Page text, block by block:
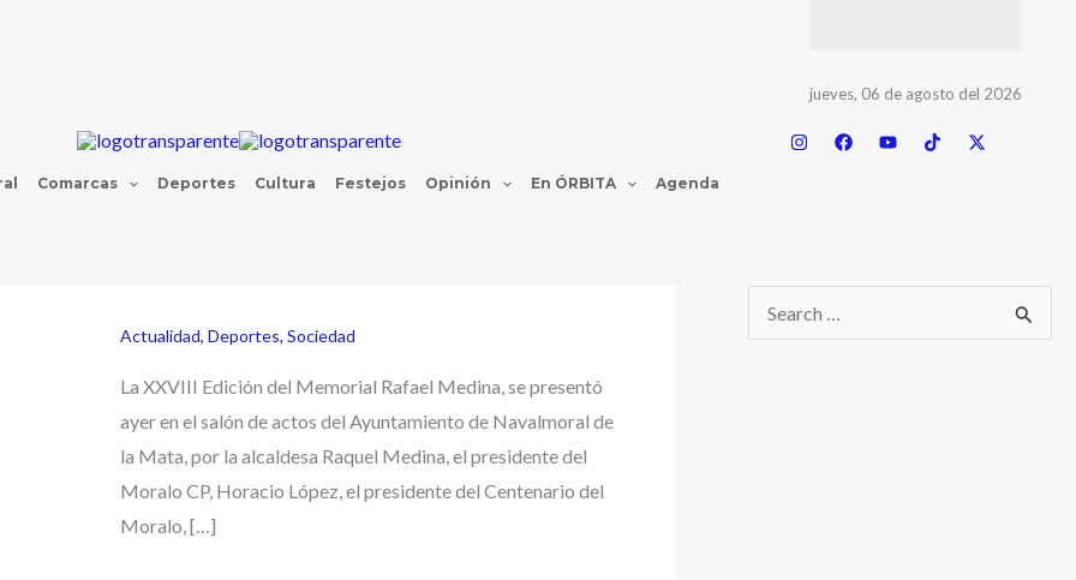
jueves, 06 de agosto del 2026
Comarcas Deportes Cultura Festejos Opinión En ÓRBITA Agenda
Actualidad, Deportes, Sociedad
La XXVIII Edición del Memorial Rafael Medina, se presentó
ayer en el salón de actos del Ayuntamiento de Navalmoral de
la Mata, por la alcaldesa Raquel Medina, el presidente del
Moralo CP, Horacio López, el presidente del Centenario del
Moralo, […]